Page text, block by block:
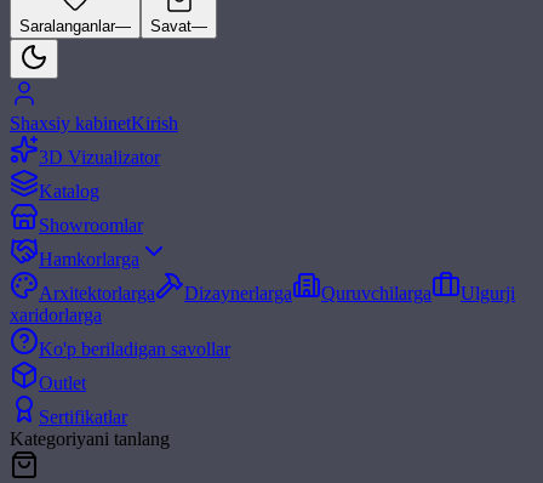
Saralanganlar— Savat—
Shaxsiy kabinetKirish
3D Vizualizator
Katalog
Showroomlar
Hamkorlarga
Arxitektorlarga
Dizaynerlarga Quruvchilarga
Ulgurji
xaridorlarga
Ko'p beriladigan savollar
Outlet
Sertifikatlar
Kategoriyani tanlang